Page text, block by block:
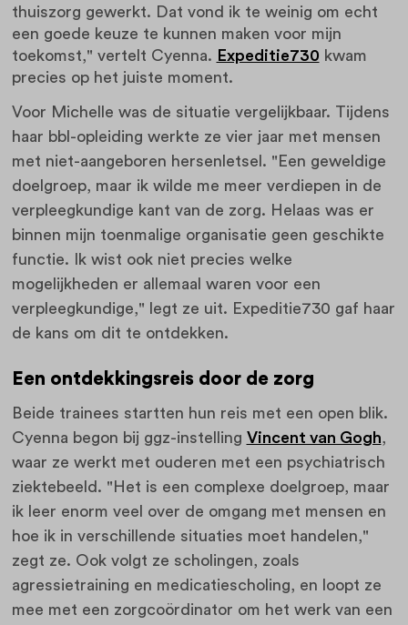
thuiszorg gewerkt. Dat vond ik te weinig om echt
een goede keuze te kunnen maken voor mijn
toekomst," vertelt Cyenna. Expeditie730 kwam
precies op het juiste moment.
Voor Michelle was de situatie vergelijkbaar. Tijdens
haar bbl-opleiding werkte ze vier jaar met mensen
met niet-aangeboren hersenletsel. "Een geweldige
doelgroep, maar ik wilde me meer verdiepen in de
verpleegkundige kant van de zorg. Helaas was er
binnen mijn toenmalige organisatie geen geschikte
functie. Ik wist ook niet precies welke
mogelijkheden er allemaal waren voor een
verpleegkundige," legt ze uit. Expeditie730 gaf haar
de kans om dit te ontdekken.
Een ontdekkingsreis door de zorg
Beide trainees startten hun reis met een open blik.
Cyenna begon bij ggz-instelling Vincent van Gogh,
waar ze werkt met ouderen met een psychiatrisch
ziektebeeld. "Het is een complexe doelgroep, maar
ik leer enorm veel over de omgang met mensen en
hoe ik in verschillende situaties moet handelen,"
zegt ze. Ook volgt ze scholingen, zoals
agressietraining en medicatiescholing, en loopt ze
mee met een zorgcoördinator om het werk van een